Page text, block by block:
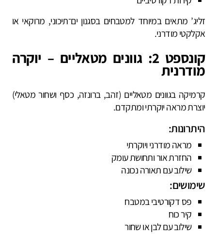
זליג’ מתאים במיוחד למטבחים בסגנון ים־תיכוני, מרוקאי או
אקלקטי מודרני.
קונספט 2: גוונים מטאליים – יוקרה
מודרנית
קרמיקה בגוונים מטאליים (זהב, ברונזה, כסף ושחור מטאלי)
יוצרת מראה יוקרתי ומתקדם.
היתרונות:
מראה מודרני ויוקרתי
החזרת אור ותחושת עומק
שילוב עם תאורה נכונה
שימושים:
פס דקורטיבי במטבח
קיר כוח
שילוב עם לבן או שחור